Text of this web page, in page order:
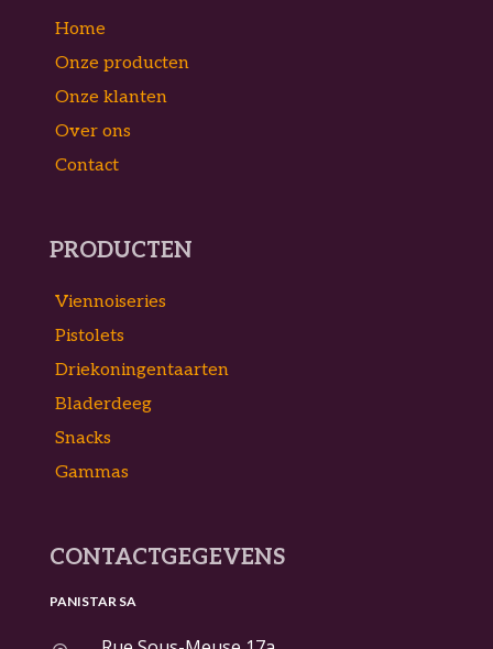
Home
Onze producten
Onze klanten
Over ons
Contact
PRODUCTEN
Viennoiseries
Pistolets
Driekoningentaarten
Bladerdeeg
Snacks
Gammas
CONTACTGEGEVENS
PANISTAR SA